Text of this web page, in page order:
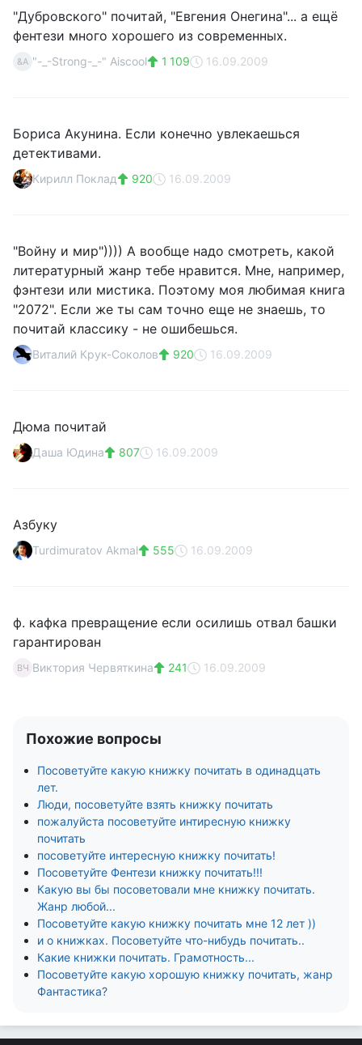
"Дубровского" почитай, "Евгения Онегина"... а ещё
фентези много хорошего из современных.
&A "-_-Strong-_-" Aiscool 1 109 16.09.2009
Бориса Акунина. Если конечно увлекаешься
детективами.
Кирилл Поклад 920 16.09.2009
"Войну и мир")))) А вообще надо смотреть, какой
литературный жанр тебе нравится. Мне, например,
фэнтези или мистика. Поэтому моя любимая книга
"2072". Если же ты сам точно еще не знаешь, то
почитай классику - не ошибешься.
Виталий Крук-Соколов 920 16.09.2009
Дюма почитай
Даша Юдина 807 16.09.2009
Азбуку
Turdimuratov Akmal 555 16.09.2009
ф. кафка превращение если осилишь отвал башки
гарантирован
ВЧ Виктория Червяткина 241 16.09.2009
Похожие вопросы
Посоветуйте какую книжку почитать в одинадцать
лет.
Люди, посоветуйте взять книжку почитать
пожалуйста посоветуйте интиресную книжку
почитать
посоветуйте интересную книжку почитать!
Посоветуйте Фентези книжку почитать!!!
Какую вы бы посоветовали мне книжку почитать.
Жанр любой...
Посоветуйте какую книжку почитать мне 12 лет ))
и о книжках. Посоветуйте что-нибудь почитать..
Какие книжки почитать. Грамотность...
Посоветуйте какую хорошую книжку почитать, жанр
Фантастика?